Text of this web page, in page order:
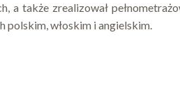
a także zrealizował
polskim, włoskim i angielskim.